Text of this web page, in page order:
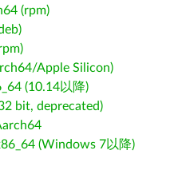
(rpm)
Apple Silicon)
(10.14以降)
bit, deprecated)
(Windows 7以降)